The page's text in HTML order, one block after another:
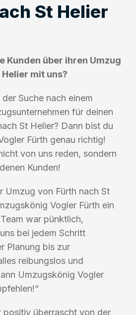
St Helier
Kunden über ihren Umzug
mit uns?
Suche nach einem
für deinen
St Helier? Dann bist du
Fürth genau richtig!
von uns reden, sondern
Kunden!
Umzug von Fürth nach St
Vogler Fürth ein
war pünktlich,
bei jedem Schritt
Planung bis zur
reibungslos und
Umzugskönig Vogler
positiv überrascht von der